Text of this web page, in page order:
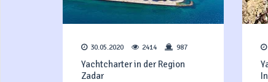
30.05.2020 2414 987
Yachtcharter in der Region
Zadar